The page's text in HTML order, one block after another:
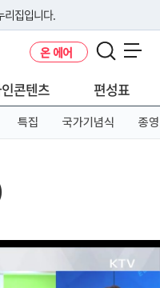
리집입니다.
사용하고 있다면 아래 URL에
온 에어
콘텐츠 편성표
특집 국가기념식 종영